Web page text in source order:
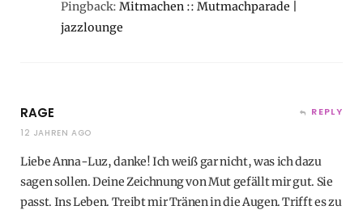
Pingback: Mitmachen :: Mutmachparade |
jazzlounge
RAGE
12 JAHREN AGO
REPLY
Liebe Anna-Luz, danke! Ich weiß gar nicht, was ich dazu
sagen sollen. Deine Zeichnung von Mut gefällt mir gut. Sie
passt. Ins Leben. Treibt mir Tränen in die Augen. Trifft es zu